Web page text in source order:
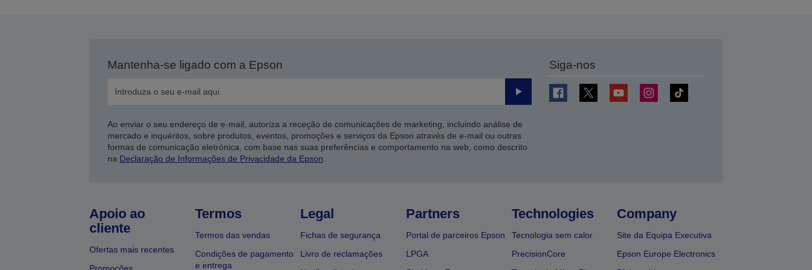
Mantenha-se ligado com a Epson
Enviar
Ao enviar o seu endereço de e-mail, autoriza a receção de comunicações de marketing, incluindo análise de
mercado e inquéritos, sobre produtos, eventos, promoções e serviços da Epson através de e-mail ou outras
formas de comunicação eletrónica, com base nas suas preferências e comportamento na web, como descrito
na Declaração de Informações de Privacidade da Epson.
Siga-nos
Apoio ao
cliente
Ofertas mais recentes
Termos
Termos das vendas
Condições de pagamento
e entrega
Legal
Fichas de segurança
Livro de reclamações
Partners
Portal de parceiros Epson
LPGA
Technologies
Tecnologia sem calor
PrecisionCore
Company
Site da Equipa Executiva
Epson Europe Electronics